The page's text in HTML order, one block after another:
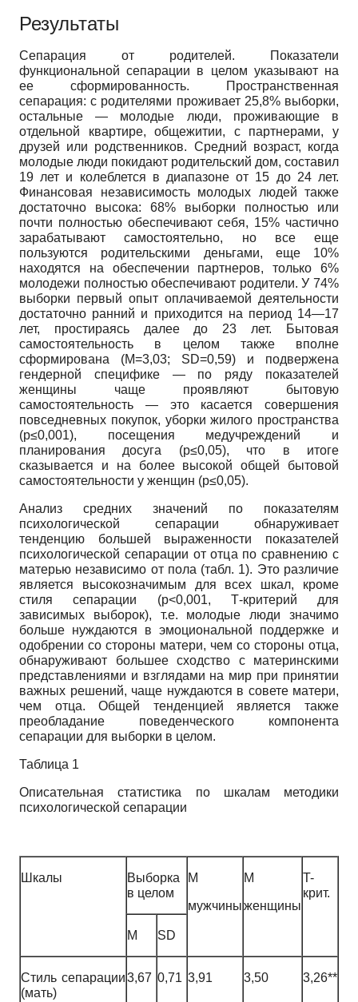
Результаты
Сепарация от родителей. Показатели
функциональной сепарации в целом указывают на
ее сформированность. Пространственная
сепарация: с родителями проживает 25,8% выборки,
остальные — молодые люди, проживающие в
отдельной квартире, общежитии, с партнерами, у
друзей или родственников. Средний возраст, когда
молодые люди покидают родительский дом, составил
19 лет и колеблется в диапазоне от 15 до 24 лет.
Финансовая независимость молодых людей также
достаточно высока: 68% выборки полностью или
почти полностью обеспечивают себя, 15% частично
зарабатывают самостоятельно, но все еще
пользуются родительскими деньгами, еще 10%
находятся на обеспечении партнеров, только 6%
молодежи полностью обеспечивают родители. У 74%
выборки первый опыт оплачиваемой деятельности
достаточно ранний и приходится на период 14—17
лет, простираясь далее до 23 лет. Бытовая
самостоятельность в целом также вполне
сформирована (М=3,03; SD=0,59) и подвержена
гендерной специфике — по ряду показателей
женщины чаще проявляют бытовую
самостоятельность — это касается совершения
повседневных покупок, уборки жилого пространства
(р≤0,001), посещения медучреждений и
планирования досуга (р≤0,05), что в итоге
сказывается и на более высокой общей бытовой
самостоятельности у женщин (р≤0,05).
Анализ средних значений по показателям
психологической сепарации обнаруживает
тенденцию большей выраженности показателей
психологической сепарации от отца по сравнению с
матерью независимо от пола (табл. 1). Это различие
является высокозначимым для всех шкал, кроме
стиля сепарации (р<0,001, Т-критерий для
зависимых выборок), т.е. молодые люди значимо
больше нуждаются в эмоциональной поддержке и
одобрении со стороны матери, чем со стороны отца,
обнаруживают большее сходство с материнскими
представлениями и взглядами на мир при принятии
важных решений, чаще нуждаются в совете матери,
чем отца. Общей тенденцией является также
преобладание поведенческого компонента
сепарации для выборки в целом.
Таблица 1
Описательная статистика по шкалам методики
психологической сепарации
Шкалы
Выборка
в целом
М
мужчины
М
женщины
T-
крит.
М SD
Стиль сепарации
(мать)
3,67 0,71 3,91 3,50 3,26**